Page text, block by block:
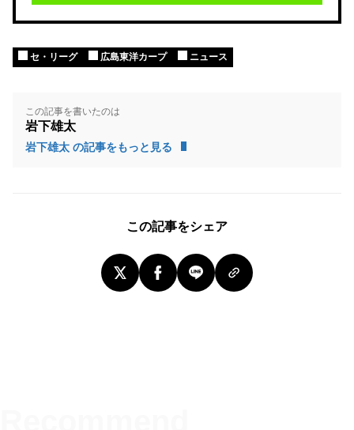
セ・リーグ 広島東洋カープ ニュース
この記事を書いたのは
岩下雄太
岩下雄太 の記事をもっと見る
この記事をシェア